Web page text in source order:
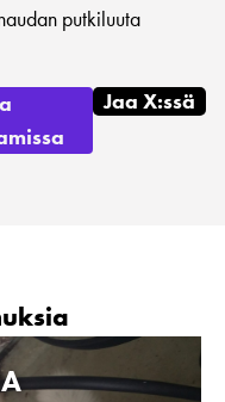
putkiluuta
Jaa X:ssä